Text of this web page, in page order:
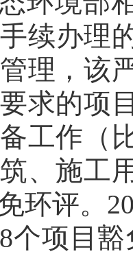
续办理
理，该
求的项
工作（
、施工
环评。
个项目